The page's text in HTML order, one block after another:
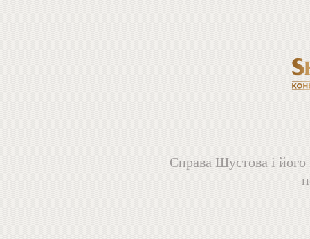
Справа Шустова і його